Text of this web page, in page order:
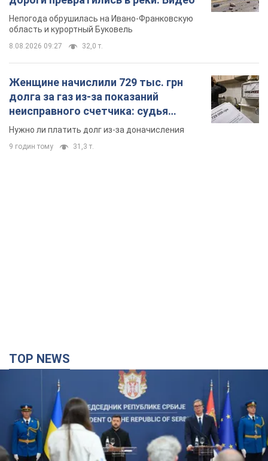
"Мы благодарны, но этого недостаточно":
Зеленский призвал ужесточить санкции против
Президент поблагодарил европейских партнеров за
финансовую поддержку
6 годин тому 66,0 т.